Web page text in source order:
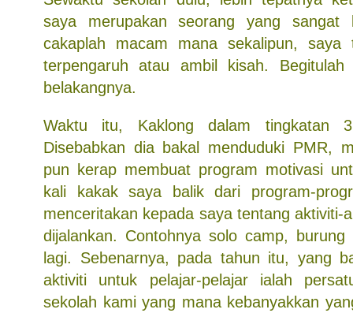
saya merupakan seorang yang sangat
cakaplah macam mana sekalipun, saya
terpengaruh atau ambil kisah.
belakangnya.
Waktu itu, Kaklong dalam tingkatan
Disebabkan dia bakal menduduki PMR,
pun kerap membuat program motivasi
kali kakak saya balik dari program-
menceritakan kepada saya tentang aktiviti-
dijalankan. Contohnya solo camp,
lagi. Sebenarnya, pada tahun itu, yang
aktiviti untuk pelajar-pelajar ialah
sekolah kami yang mana kebanyakkan